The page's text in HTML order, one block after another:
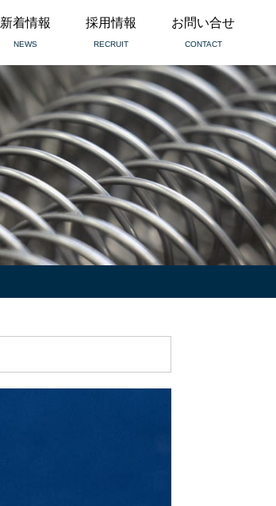
新着情報
NEWS
採用情報
RECRUIT
お問い合せ
CONTACT